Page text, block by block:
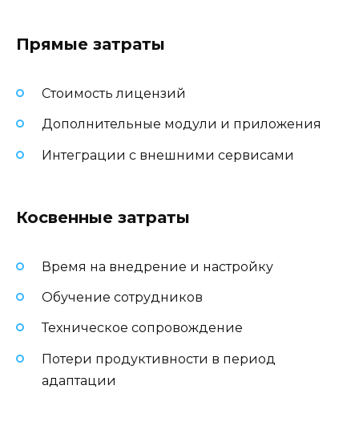
Прямые затраты
Стоимость лицензий
Дополнительные модули и приложения
Интеграции с внешними сервисами
Косвенные затраты
Время на внедрение и настройку
Обучение сотрудников
Техническое сопровождение
Потери продуктивности в период
адаптации